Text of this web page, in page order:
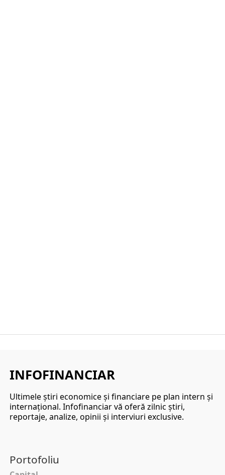
INFOFINANCIAR
Ultimele ştiri economice şi financiare pe plan intern şi
internaţional. Infofinanciar vă oferă zilnic ştiri,
reportaje, analize, opinii şi interviuri exclusive.
Portofoliu